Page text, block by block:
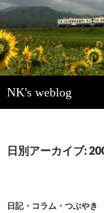
NK's weblog
索
ン
キ
日別アーカイブ:
日記・コラム・つぶやき